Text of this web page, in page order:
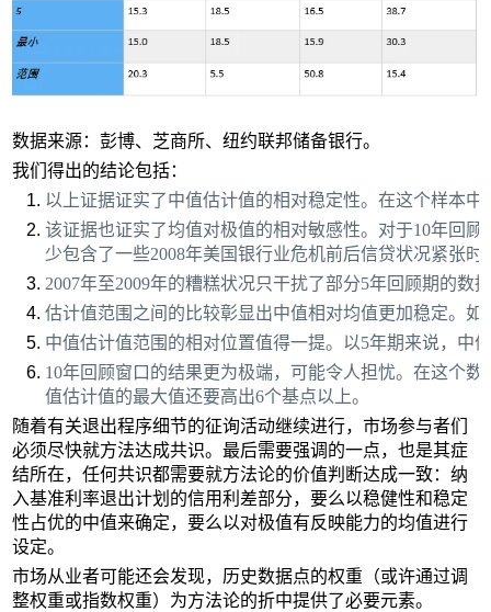
数据来源：彭博、芝商所、纽约联邦储备银行。
我们得出的结论包括：
以上证据证实了中值估计值的相对稳定性。在这个样本
该证据也证实了均值对极值的相对敏感性。对于10年回
少包含了一些2008年美国银行业危机前后信贷状况紧张
2007年至2009年的糟糕状况只干扰了部分5年回顾期的
估计值范围之间的比较彰显出中值相对均值更加稳定。
中值估计值范围的相对位置值得一提。以5年期来说，中
10年回顾窗口的结果更为极端，可能令人担忧。在这个
值估计值的最大值还要高出6个基点以上。
随着有关退出程序细节的征询活动继续进行，市场参与者们
必须尽快就方法达成共识。最后需要强调的一点，也是其症
结所在，任何共识都需要就方法论的价值判断达成一致：纳
入基准利率退出计划的信用利差部分，要么以稳健性和稳定
性占优的中值来确定，要么以对极值有反映能力的均值进行
设定。
市场从业者可能还会发现，历史数据点的权重（或许通过调
整权重或指数权重）为方法论的折中提供了必要元素。